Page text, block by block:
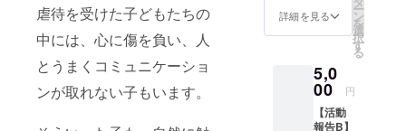
虐待を受けた子どもたちの
中には、心に傷を負い、人
とうまくコミュニケーショ
ンが取れない子もいます。
ます。
掲載す
るお名
前を備
考欄に
の体験
をした
子ども
れる気
持ちを
お伝え
しま
詳細を見る ー
ン
を
選
択
す
る
5,0
00 円
【活動
報告B】